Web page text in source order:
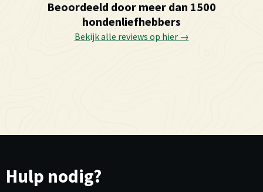
Beoordeeld door meer dan 1500
hondenliefhebbers
Bekijk alle reviews op hier →
Hulp nodig?